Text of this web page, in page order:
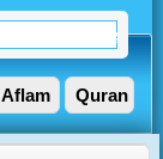
Aflam Quran